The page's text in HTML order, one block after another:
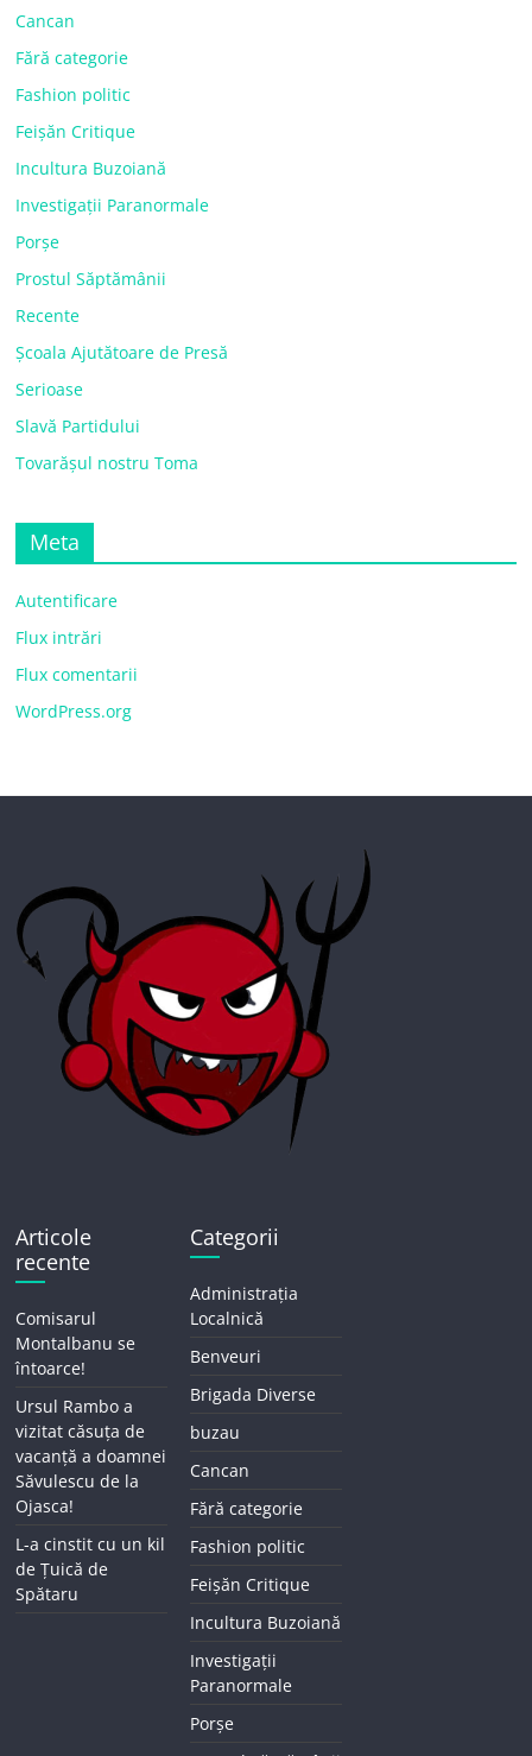
Cancan
Fără categorie
Fashion politic
Feișăn Critique
Incultura Buzoiană
Investigații Paranormale
Porșe
Prostul Săptămânii
Recente
Școala Ajutătoare de Presă
Serioase
Slavă Partidului
Tovarășul nostru Toma
Meta
Autentificare
Flux intrări
Flux comentarii
WordPress.org
Articole
recente
Comisarul
Montalbanu se
întoarce!
Ursul Rambo a
vizitat căsuța de
vacanță a doamnei
Săvulescu de la
Ojasca!
L-a cinstit cu un kil
de Țuică de
Spătaru
Categorii
Administrația
Localnică
Benveuri
Brigada Diverse
buzau
Cancan
Fără categorie
Fashion politic
Feișăn Critique
Incultura Buzoiană
Investigații
Paranormale
Porșe